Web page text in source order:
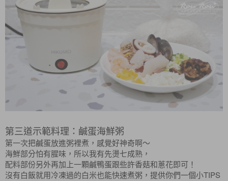
第三道示範料理：鹹蛋海鮮粥
第一次把鹹蛋放進粥裡煮，感覺好神奇啊～
海鮮部分怕有腥味，所以我有先燙七成熟，
配料部份另外再加上一顆鹹鴨蛋跟些許香菇和蔥花即可！
沒有白飯就用冷凍過的白米也能快速煮粥，提供你們一個小TIPS